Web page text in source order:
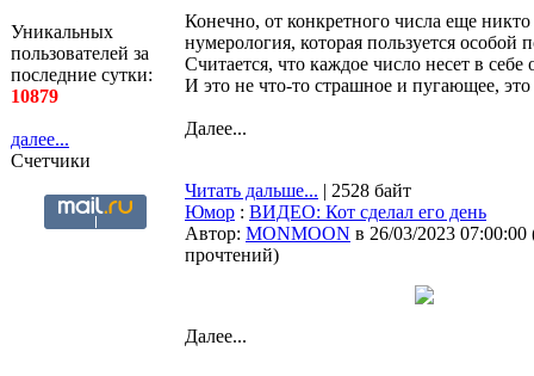
Уникальных
пользователей за
последние сутки:
10879
далее...
Счетчики
Конечно, от конкретного числа еще
нумерология, которая пользуется
Считается, что каждое число несет в
И это не что-то страшное и пугающее,
Далее...
Читать дальше... | 2528 байт
Юмор : ВИДЕО: Кот сделал его день
Автор: MONMOON в 26/03/2023 07:00:00
прочтений)
Далее...